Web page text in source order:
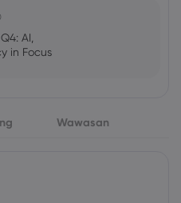
AI,
in Focus
Wawasan